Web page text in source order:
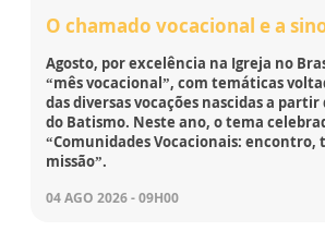
O chamado vocacional e a
Agosto, por excelência na Igreja no
“mês vocacional”, com temáticas
das diversas vocações nascidas a
do Batismo. Neste ano, o tema
“Comunidades Vocacionais: encontro,
missão”.
04 AGO 2026 - 09H00